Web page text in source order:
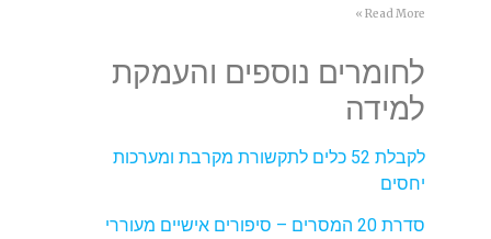
Read More »
לחומרים נוספים והעמקת
למידה
לקבלת 52 כלים לתקשורת מקרבת ומערכות
יחסים
סדרת 20 המסרים – סיפורים אישיים מעוררי